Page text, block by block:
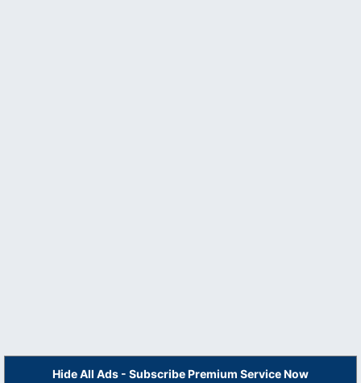
Hide All Ads - Subscribe Premium Service Now